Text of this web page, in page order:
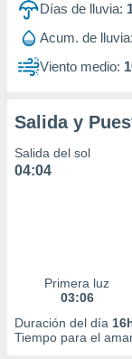
Días de lluvia:
Acum. de lluvia:
Viento medio:
Salida y
Salida del sol
04:04
Primera luz
03:06
Duración del día
Tiempo para el